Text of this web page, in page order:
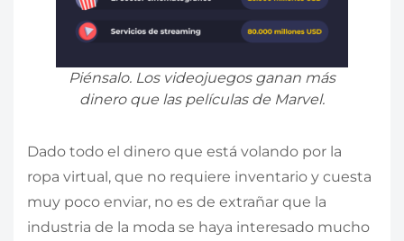
Piénsalo. Los videojuegos ganan más
dinero que las películas de Marvel.
Dado todo el dinero que está volando por la
ropa virtual, que no requiere inventario y cuesta
muy poco enviar, no es de extrañar que la
industria de la moda se haya interesado mucho